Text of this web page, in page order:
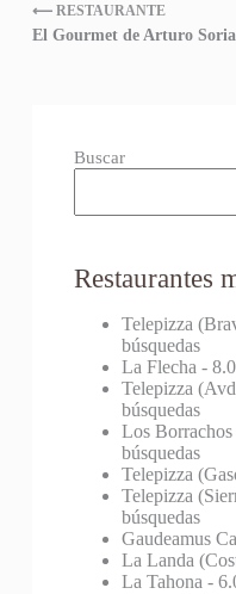
⟵ RESTAURANTE
El Gourmet de Arturo Soria
Buscar
Restaurantes
Telepizza
búsquedas
La Flecha -
Telepizza
búsquedas
Los Borrachos
búsquedas
Telepizza
Telepizza
búsquedas
Gaudeamus
La Landa
La Tahona -